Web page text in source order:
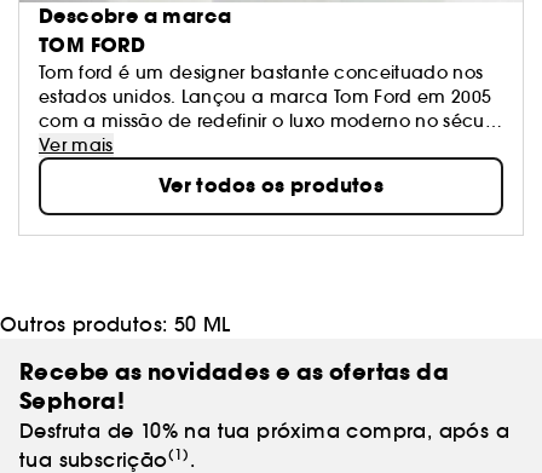
Descobre a marca
TOM FORD
Tom ford é um designer bastante conceituado nos
estados unidos. Lançou a marca Tom Ford em 2005
com a missão de redefinir o luxo moderno no século
XXI. Todas as coleções de moda masculina e
feminina, acessórios, óculos e cosmética Tom Ford
são sinónimo de sensualidade, elegância
intemporal, luxo, qualidade e serviço personalizado
extraordinário. A coleção private blend de Tom Ford
destacam-se do convencional na hora de fabricar
perfumes. A mestria artesanal funde-se com os mais
extraordinários ingredientes, numa interpretação
visionária das notas mais finas no mundo da
perfumaria.
Ver mais
Ver todos os produtos
Outros produtos: 50 ML
Recebe as novidades e as ofertas da
Sephora!
Desfruta de 10% na tua próxima compra, após a
tua subscrição(1) .